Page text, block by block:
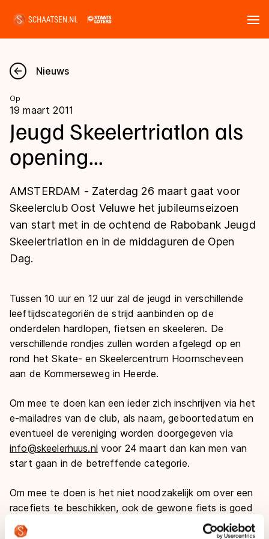
Nieuws
Kalender
Disciplines
Langebaan
Shorttrack
Inlineskaten
Natuurijs
Uitslagen
Langebaan
Shorttrack
Marathon
Kunstschaatsen
Tijden & historie
Ranglijsten Langebaan
Historie & statistiek
Inschrijven wedstrijden
Algemene Nederlandse Schaatstijd
Deze zomer de weg op
Waar kan ik schaatsen en skaten?
Schaatsfans
Alles voor jou als schaatsfan
Evenementen
Livestreams
Word schaatsfan!
Winacties
Olympische Spelen
Olympische Spelen
Medaille overzicht
Medaillespiegel
Olympische uitslagen
Van Jong tot Goud verhalen
Nieuws
Op
19 maart 2011
Jeugd Skeelertriatlon als
opening...
AMSTERDAM - Zaterdag 26 maart gaat voor
Skeelerclub Oost Veluwe het jubileumseizoen
van start met in de ochtend de Rabobank Jeugd
Skeelertriatlon en in de middaguren de Open
Dag.
Tussen 10 uur en 12 uur zal de jeugd in verschillende
leeftijdscategoriën de strijd aanbinden op de
onderdelen hardlopen, fietsen en skeeleren. De
verschillende rondjes zullen worden afgelegd op en
rond het Skate- en Skeelercentrum Hoornscheveen
aan de Kommerseweg in Heerde.
Om mee te doen kan een ieder zich inschrijven via het
e-mailadres van de club, als naam, geboortedatum en
eventueel de vereniging worden doorgegeven via
info@skeelerhuus.nl voor 24 maart dan kan men van
start gaan in de betreffende categorie.
Om mee te doen is het niet noodzakelijk om over een
racefiets te beschikken, ook de gewone fiets is goed
genoeg om mee te doen aan dit leuke evenement dat